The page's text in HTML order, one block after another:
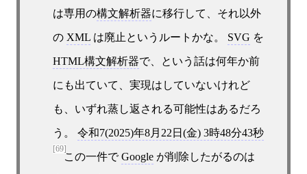
は専用の構文解析器に移行して、それ以外
の XMLは廃止というルートかな。 SVG を
HTML構文解析器で、という話は何年か前
にも出ていて、実現はしていないけれど
も、いずれ蒸し返される可能性はあるだろ
う。 令和7(2025)年8月22日(金) 3時48分43秒
[69]
この一件でGoogleが削除したがるのは